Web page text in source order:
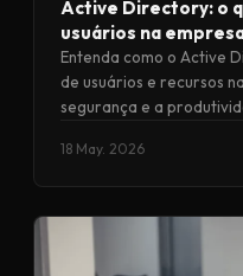
Active Directory: o
usuários na
Entenda como o Active
de usuários e recursos
segurança e a
18 May. 2026